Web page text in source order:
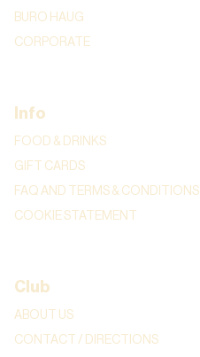
BURO HAUG
CORPORATE
Info
FOOD & DRINKS
GIFT CARDS
FAQ AND TERMS & CONDITIONS
COOKIE STATEMENT
Club
ABOUT US
CONTACT / DIRECTIONS